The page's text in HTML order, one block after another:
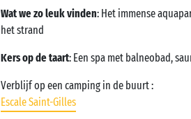
Wat we zo leuk vinden: Het immense
het strand
Kers op de taart: Een spa met balneobad,
Verblijf op een camping in de buurt :
Escale Saint-Gilles